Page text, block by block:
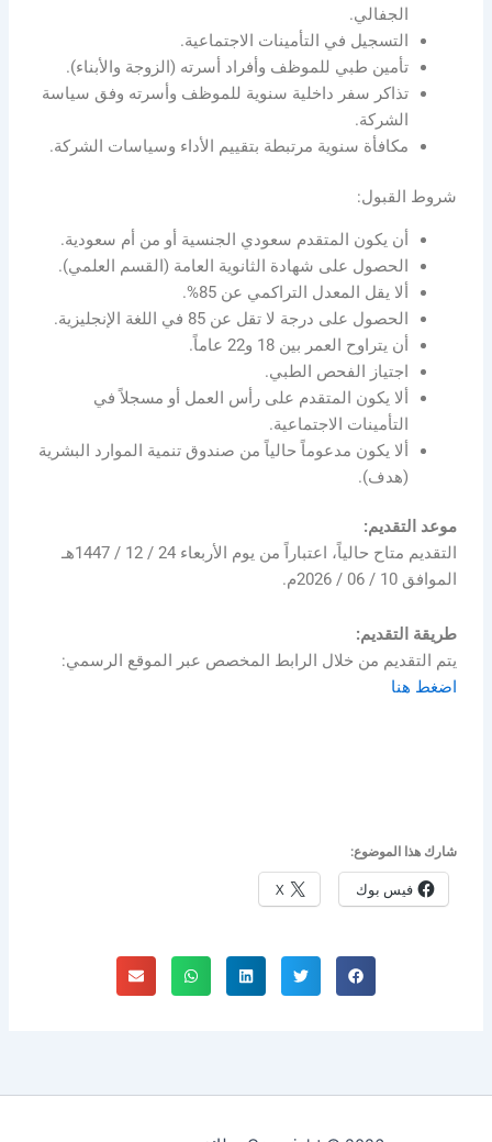
الجفالي.
التسجيل في التأمينات الاجتماعية.
تأمين طبي للموظف وأفراد أسرته (الزوجة والأبناء).
تذاكر سفر داخلية سنوية للموظف وأسرته وفق سياسة
الشركة.
مكافأة سنوية مرتبطة بتقييم الأداء وسياسات الشركة.
شروط القبول:
أن يكون المتقدم سعودي الجنسية أو من أم سعودية.
الحصول على شهادة الثانوية العامة (القسم العلمي).
ألا يقل المعدل التراكمي عن 85%.
الحصول على درجة لا تقل عن 85 في اللغة الإنجليزية.
أن يتراوح العمر بين 18 و22 عاماً.
اجتياز الفحص الطبي.
ألا يكون المتقدم على رأس العمل أو مسجلاً في
التأمينات الاجتماعية.
ألا يكون مدعوماً حالياً من صندوق تنمية الموارد البشرية
(هدف).
موعد التقديم:
التقديم متاح حالياً، اعتباراً من يوم الأربعاء 24 / 12 / 1447هـ
الموافق 10 / 06 / 2026م.
طريقة التقديم:
يتم التقديم من خلال الرابط المخصص عبر الموقع الرسمي:
اضغط هنا
شارك هذا الموضوع:
فيس بوك X